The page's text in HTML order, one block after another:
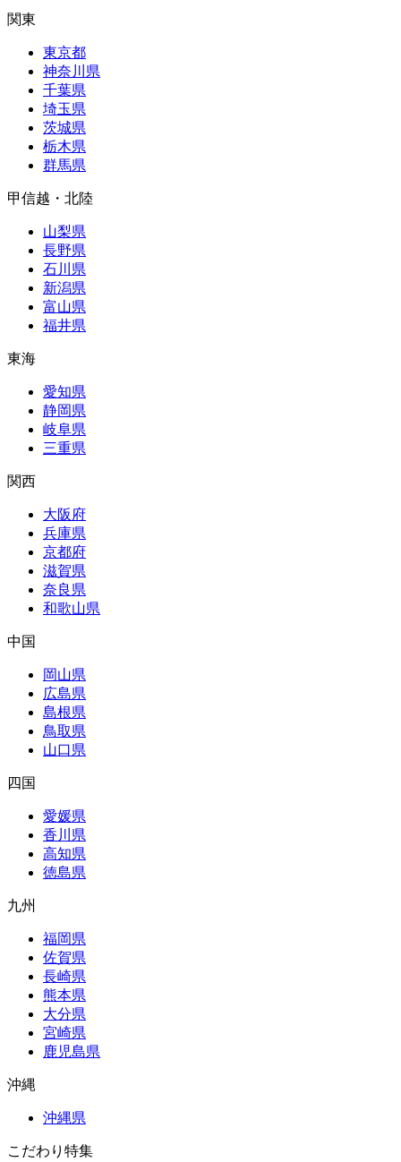
関東
東京都
神奈川県
千葉県
埼玉県
茨城県
栃木県
群馬県
甲信越・北陸
山梨県
長野県
石川県
新潟県
富山県
福井県
東海
愛知県
静岡県
岐阜県
三重県
関西
大阪府
兵庫県
京都府
滋賀県
奈良県
和歌山県
中国
岡山県
広島県
島根県
鳥取県
山口県
四国
愛媛県
香川県
高知県
徳島県
九州
福岡県
佐賀県
長崎県
熊本県
大分県
宮崎県
鹿児島県
沖縄
沖縄県
こだわり特集